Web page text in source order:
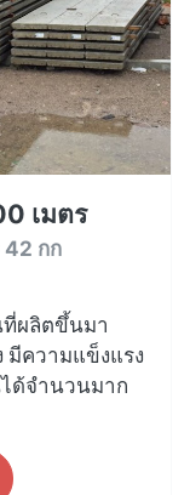
เมตร
42 กก
ที่ผลิตขึ้นมา
มีความแข็งแรง
ด้จำนวนมาก